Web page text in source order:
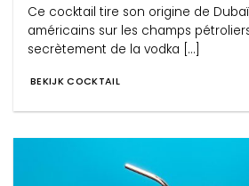
Ce cocktail tire son origine de
américains sur les champs
secrètement de la vodka [...]
BEKIJK COCKTAIL